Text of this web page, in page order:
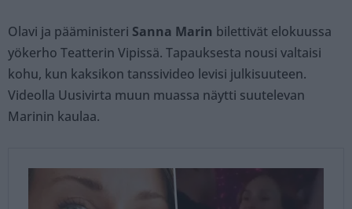
Olavi ja pääministeri Sanna Marin bilettivät elokuussa
yökerho Teatterin Vipissä. Tapauksesta nousi valtaisi
kohu, kun kaksikon tanssivideo levisi julkisuuteen.
Videolla Uusivirta muun muassa näytti suutelevan
Marinin kaulaa.